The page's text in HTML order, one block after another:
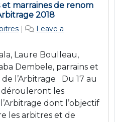
et marraines de renom
2018
|
Leave a
Laure Boulleau,
Dembele, parrains et
l’Arbitrage Du 17 au
dérouleront les
dont l’objectif
les arbitres et de